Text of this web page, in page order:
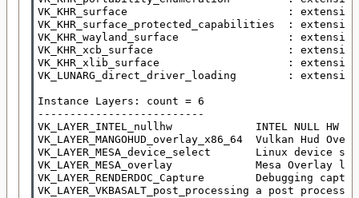
VK_KHR_surface                         : extension
VK_KHR_surface_protected_capabilities  :
VK_KHR_wayland_surface                 :
VK_KHR_xcb_surface                     :
VK_KHR_xlib_surface                    :
VK_LUNARG_direct_driver_loading        :
Instance Layers: count = 6
--------------------------
VK_LAYER_INTEL_nullhw             INTEL
VK_LAYER_MANGOHUD_overlay_x86_64
VK_LAYER_MESA_device_select       Linux
VK_LAYER_MESA_overlay             Mesa
VK_LAYER_RENDERDOC_Capture        Debugging
VK_LAYER_VKBASALT_post_processing a post